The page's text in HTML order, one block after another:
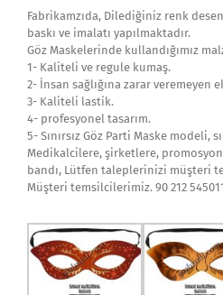
Fabrikamzıda, Dilediğiniz renk
baskı ve imalatı yapılmaktadır.
Göz Maskelerinde kullandığımız
1- Kaliteli ve regule kumaş.
2- İnsan sağlığına zarar veremeyen
3- Kaliteli lastik.
4- profesyonel tasarım.
5- Sınırsız Göz Parti Maske modeli,
Medikalcilere, şirketlere,
bandı, Lütfen taleplerinizi müşteri
Müşteri temsilcilerimiz. 90 212